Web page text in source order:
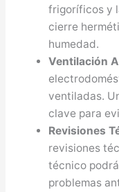
frigoríficos y
cierre
humedad.
Ventilación
ventiladas.
clave para
Revisiones
revisiones
técnico
problemas